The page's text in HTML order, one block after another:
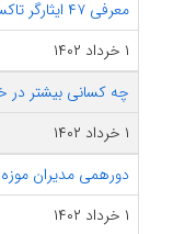
معرفی ۴۷ ایثارگر تاکستانی جهت دریافت وام مسکن به بانک‌ها
۱ خرداد ۱۴۰۲
چه کسانی بیشتر در
۱ خرداد ۱۴۰۲
دورهمی مدیران
۱ خرداد ۱۴۰۲